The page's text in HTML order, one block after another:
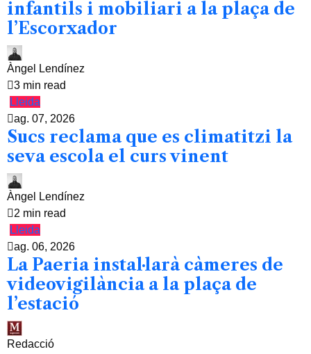
infantils i mobiliari a la plaça de
l’Escorxador
Àngel Lendínez
3 min read
Lleida
ag. 07, 2026
Sucs reclama que es climatitzi la
seva escola el curs vinent
Àngel Lendínez
2 min read
Lleida
ag. 06, 2026
La Paeria instal·larà càmeres de
videovigilància a la plaça de
l’estació
Redacció